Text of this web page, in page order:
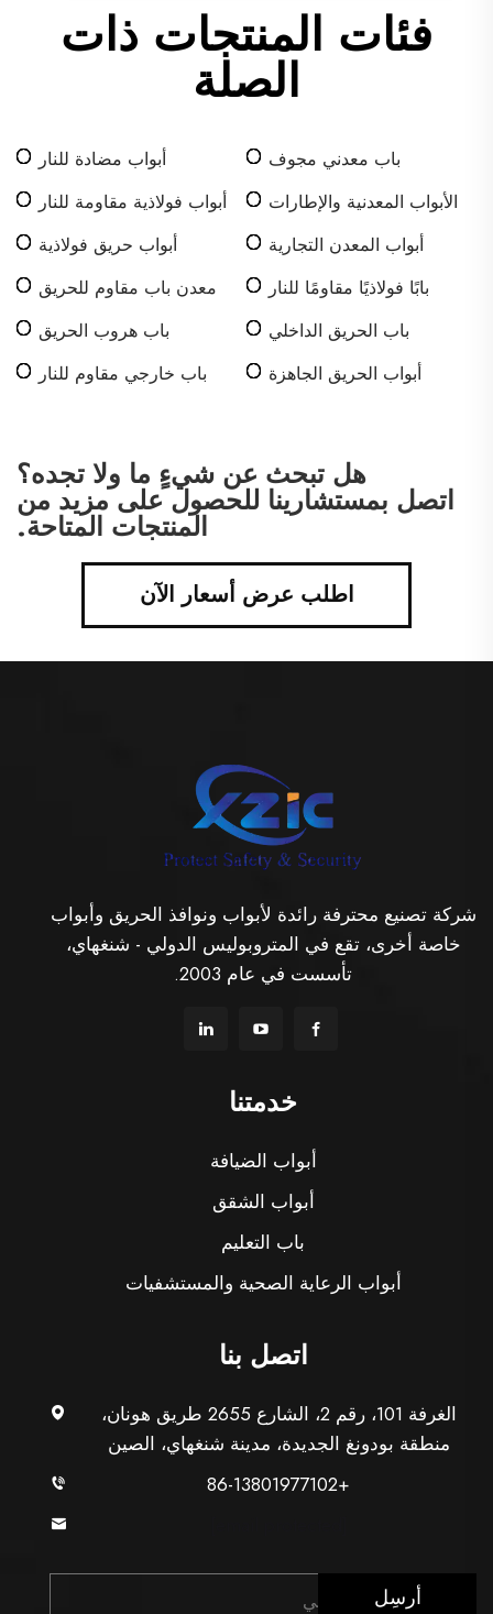
فئات المنتجات ذات
الصلة
باب معدني مجوف
أبواب مضادة للنار
الأبواب المعدنية والإطارات
أبواب فولاذية مقاومة للنار
أبواب المعدن التجارية
أبواب حريق فولاذية
بابًا فولاذيًا مقاومًا للنار
معدن باب مقاوم للحريق
باب الحريق الداخلي
باب هروب الحريق
أبواب الحريق الجاهزة
باب خارجي مقاوم للنار
هل تبحث عن شيءٍ ما ولا تجده؟
اتصل بمستشارينا للحصول على مزيد من
المنتجات المتاحة.
اطلب عرض أسعار الآن
شركة تصنيع محترفة رائدة لأبواب ونوافذ الحريق وأبواب
خاصة أخرى، تقع في المتروبوليس الدولي - شنغهاي،
تأسست في عام 2003.
خدمتنا
أبواب الضيافة
أبواب الشقق
باب التعليم
أبواب الرعاية الصحية والمستشفيات
اتصل بنا
الغرفة 101، رقم 2، الشارع 2655 طريق هونان،
منطقة بودونغ الجديدة، مدينة شنغهاي، الصين
+86-13801977102
أرسِل